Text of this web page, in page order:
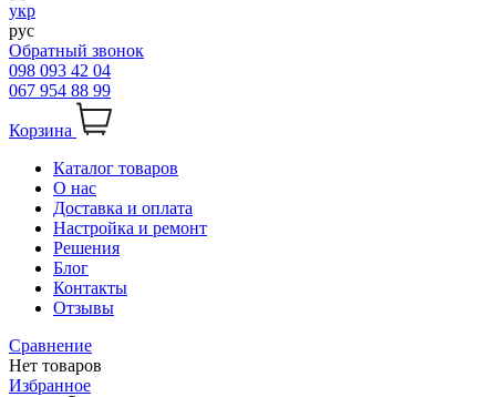
укр
рус
Обратный звонок
098 093 42 04
067 954 88 99
Корзина
Каталог товаров
О нас
Доставка и оплата
Настройка и ремонт
Решения
Блог
Контакты
Отзывы
Сравнение
Нет товаров
Избранное